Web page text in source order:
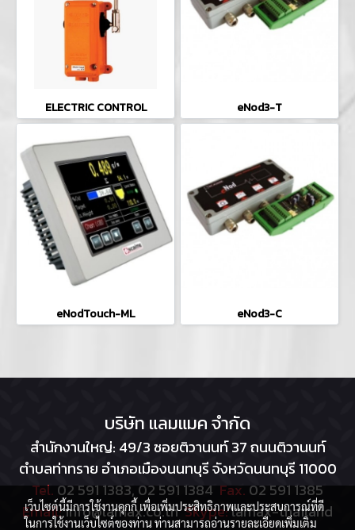
ELECTRIC CONTROL eNod3-T
eNodTouch-ML eNod3-C
บริษัท แลมแมค จำกัด
สำนักงานใหญ่: 49/3 ซอยติวานนท์ 37 ถนนติวานนท์
ตำบลท่าทราย อำเภอเมืองนนทบุรี จังหวัดนนทบุรี 11000
Tel. 02 591 1383, 02 591 1384 Fax. 02 591 1385
Email:info@lamax.co.th Skype:lamax-thailand
เว็บไซต์นี้มีการใช้งานคุกกี้ เพื่อเพิ่มประสิทธิภาพและประสบการณ์ที่ดี
ในการใช้งานเว็บไซต์ของท่าน ท่านสามารถอ่านรายละเอียดเพิ่มเติม